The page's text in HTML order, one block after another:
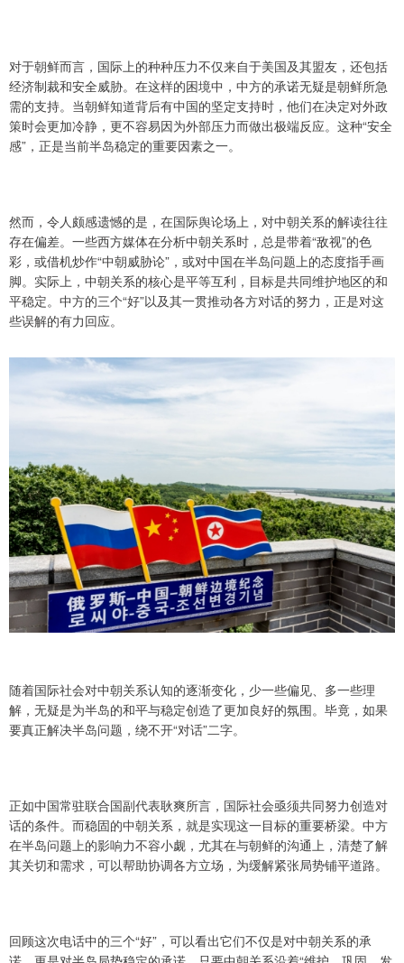
对于朝鲜而言，国际上的种种压力不仅来自于美国及其盟友，还包括
经济制裁和安全威胁。在这样的困境中，中方的承诺无疑是朝鲜所急
需的支持。当朝鲜知道背后有中国的坚定支持时，他们在决定对外政
策时会更加冷静，更不容易因为外部压力而做出极端反应。这种“安全
感”，正是当前半岛稳定的重要因素之一。
然而，令人颇感遗憾的是，在国际舆论场上，对中朝关系的解读往往
存在偏差。一些西方媒体在分析中朝关系时，总是带着“敌视”的色
彩，或借机炒作“中朝威胁论”，或对中国在半岛问题上的态度指手画
脚。实际上，中朝关系的核心是平等互利，目标是共同维护地区的和
平稳定。中方的三个“好”以及其一贯推动各方对话的努力，正是对这
些误解的有力回应。
随着国际社会对中朝关系认知的逐渐变化，少一些偏见、多一些理
解，无疑是为半岛的和平与稳定创造了更加良好的氛围。毕竟，如果
要真正解决半岛问题，绕不开“对话”二字。
正如中国常驻联合国副代表耿爽所言，国际社会亟须共同努力创造对
话的条件。而稳固的中朝关系，就是实现这一目标的重要桥梁。中方
在半岛问题上的影响力不容小觑，尤其在与朝鲜的沟通上，清楚了解
其关切和需求，可以帮助协调各方立场，为缓解紧张局势铺平道路。
回顾这次电话中的三个“好”，可以看出它们不仅是对中朝关系的承